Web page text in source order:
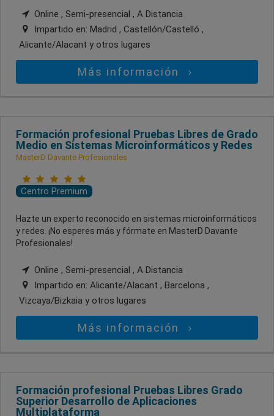
Online , Semi-presencial , A Distancia
Impartido en: Madrid , Castellón/Castelló ,
Alicante/Alacant y otros lugares
Más información
Formación profesional Pruebas Libres de Grado
Medio en Sistemas Microinformáticos y Redes
MasterD Davante Profesionales
Centro Premium
Hazte un experto reconocido en sistemas microinformáticos
y redes. ¡No esperes más y fórmate en MasterD Davante
Profesionales!
Online , Semi-presencial , A Distancia
Impartido en: Alicante/Alacant , Barcelona ,
Vizcaya/Bizkaia y otros lugares
Más información
Formación profesional Pruebas Libres Grado
Superior Desarrollo de Aplicaciones
Multiplataforma